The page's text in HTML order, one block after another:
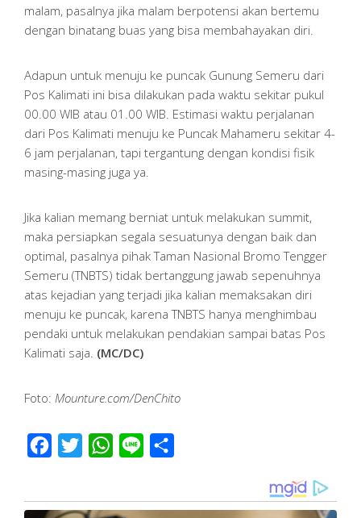
malam, pasalnya jika malam berpotensi akan bertemu
dengan binatang buas yang bisa membahayakan diri.
Adapun untuk menuju ke puncak Gunung Semeru dari
Pos Kalimati ini bisa dilakukan pada waktu sekitar pukul
00.00 WIB atau 01.00 WIB. Estimasi waktu perjalanan
dari Pos Kalimati menuju ke Puncak Mahameru sekitar 4-
6 jam perjalanan, tapi tergantung dengan kondisi fisik
masing-masing juga ya.
Jika kalian memang berniat untuk melakukan summit,
maka persiapkan segala sesuatunya dengan baik dan
optimal, pasalnya pihak Taman Nasional Bromo Tengger
Semeru (TNBTS) tidak bertanggung jawab sepenuhnya
atas kejadian yang terjadi jika kalian memaksakan diri
menuju ke puncak, karena TNBTS hanya menghimbau
pendaki untuk melakukan pendakian sampai batas Pos
Kalimati saja. (MC/DC)
Foto: Mounture.com/DenChito
Facebook
Twitter WhatsApp
Line